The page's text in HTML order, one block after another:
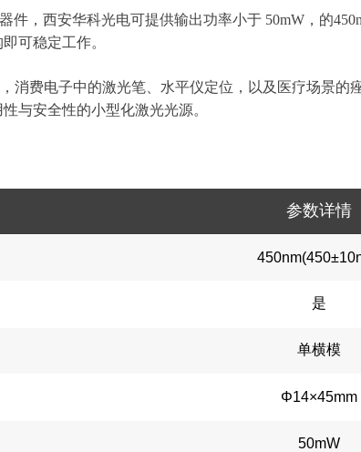
件，西安华科光电可提供输出功率小于 50mW，的
可稳定工作。
消费电子中的激光笔、水平仪定位，以及医疗场景的
与安全性的小型化激光光源。
参数详情
450nm
是
单横模
Φ14×45mm
50mW